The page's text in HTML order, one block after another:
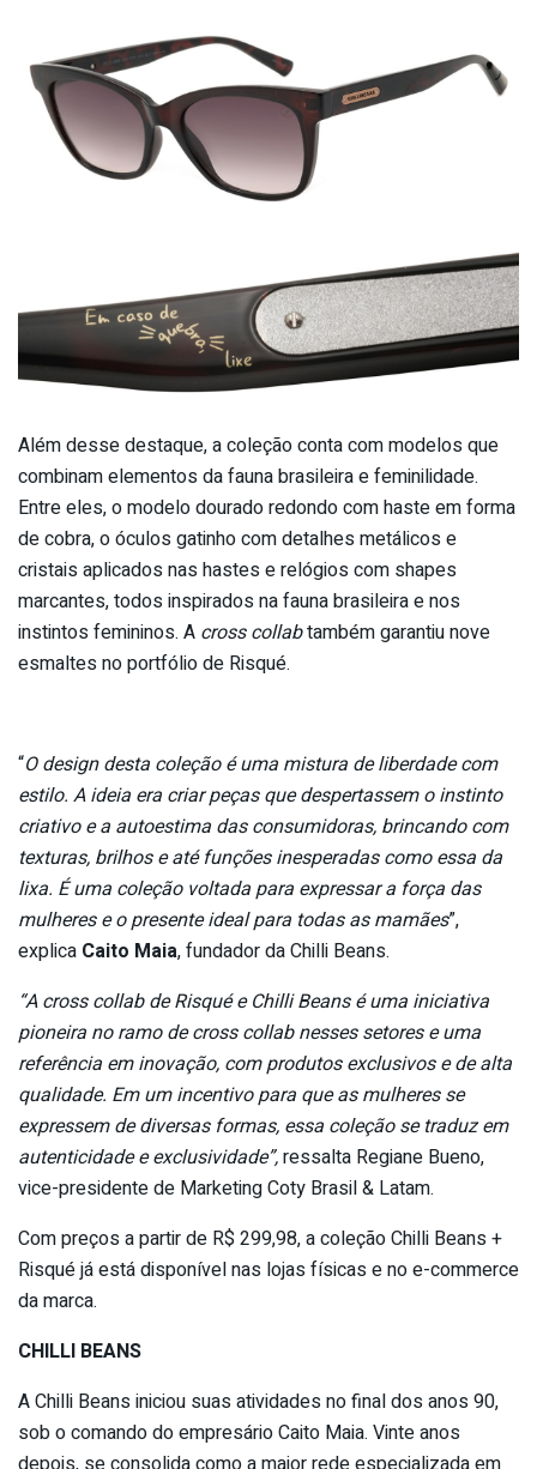
Além desse destaque, a coleção conta com modelos que
combinam elementos da fauna brasileira e feminilidade.
Entre eles, o modelo dourado redondo com haste em forma
de cobra, o óculos gatinho com detalhes metálicos e
cristais aplicados nas hastes e relógios com shapes
marcantes, todos inspirados na fauna brasileira e nos
instintos femininos. A cross collabtambém garantiu nove
esmaltes no portfólio de Risqué.
“O design desta coleção é uma mistura de liberdade com
estilo. A ideia era criar peças que despertassem o instinto
criativo e a autoestima das consumidoras, brincando com
texturas, brilhos e até funções inesperadas como essa da
lixa. É uma coleção voltada para expressar a força das
mulheres e o presente ideal para todas as mamães”,
explica Caito Maia, fundador da Chilli Beans.
“A cross collab de Risqué e Chilli Beans é uma iniciativa
pioneira no ramo de cross collab nesses setores e uma
referência em inovação, com produtos exclusivos e de alta
qualidade. Em um incentivo para que as mulheres se
expressem de diversas formas, essa coleção se traduz em
autenticidade e exclusividade”,ressalta Regiane Bueno,
vice-presidente de Marketing Coty Brasil & Latam.
Com preços a partir de R$ 299,98, a coleção Chilli Beans +
Risqué já está disponível nas lojas físicas e no e-commerce
da marca.
CHILLI BEANS
A Chilli Beans iniciou suas atividades no final dos anos 90,
sob o comando do empresário Caito Maia. Vinte anos